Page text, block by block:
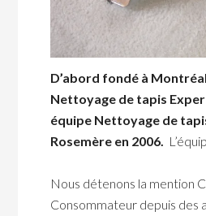
D’abord fondé à Montréal
Nettoyage de tapis
équipe Nettoyage de
Rosemère en 2006.
Nous détenons la mention
Consommateur depuis des